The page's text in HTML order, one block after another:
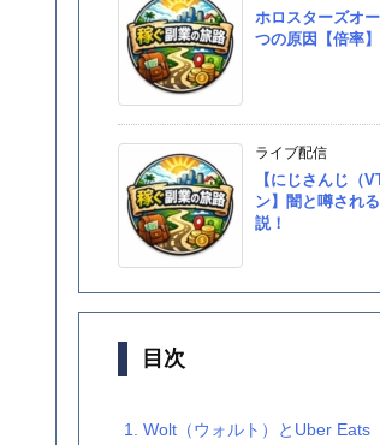
ホロスターズオ
つの原因【倍率】
ライブ配信
【にじさんじ（
ン】闇と噂され
説！
目次
1.
Wolt（ウォルト）とUber Eats